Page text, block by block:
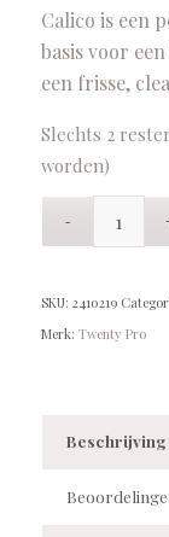
Calico is een
basis voor
een frisse,
Slechts 2
worden)
SKU: 2410219
Merk: Twenty Pro
Beschrijving